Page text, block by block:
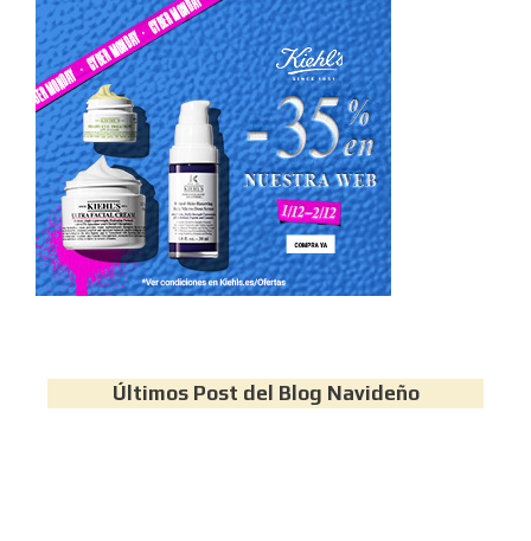
Últimos Post del Blog Navideño